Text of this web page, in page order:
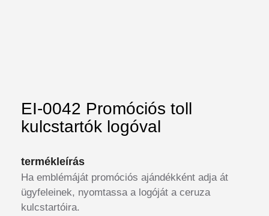
EI-0042 Promóciós toll
kulcstartók logóval
termékleírás
Ha emblémáját promóciós ajándékként adja át
ügyfeleinek, nyomtassa a logóját a ceruza
kulcstartóira.